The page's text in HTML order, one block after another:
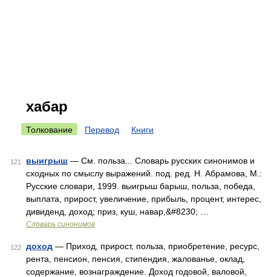
хабар
Толкование Перевод Книги
121 выигрыш — См. польза... Словарь русских синонимов и
сходных по смыслу выражений. под. ред. Н. Абрамова, М.:
Русские словари, 1999. выигрыш барыш, польза, победа,
выплата, прирост, увеличение, прибыль, процент, интерес,
дивиденд, доход; приз, куш, навар,&#8230; …
Словарь синонимов
122 доход — Приход, прирост, польза, приобретение, ресурс,
рента, пенсион, пенсия, стипендия, жалованье, оклад,
содержание, вознаграждение. Доход годовой, валовой,